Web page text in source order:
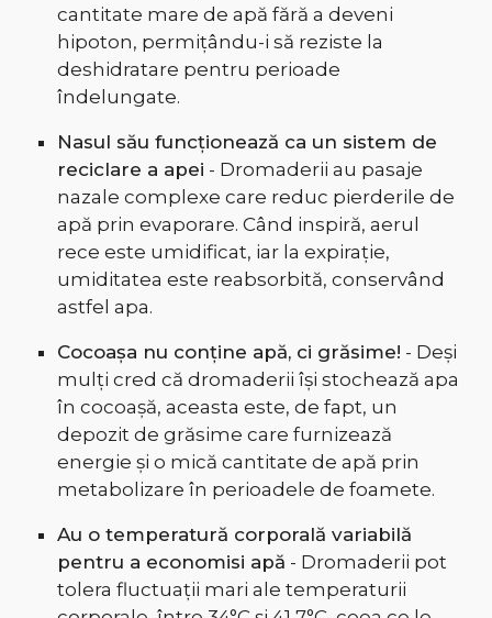
cantitate mare de apă fără a deveni
hipoton, permițându-i să reziste la
deshidratare pentru perioade
îndelungate.
Nasul său funcționează ca un sistem de
reciclare a apei - Dromaderii au pasaje
nazale complexe care reduc pierderile de
apă prin evaporare. Când inspiră, aerul
rece este umidificat, iar la expirație,
umiditatea este reabsorbită, conservând
astfel apa.
Cocoașa nu conține apă, ci grăsime! - Deși
mulți cred că dromaderii își stochează apa
în cocoașă, aceasta este, de fapt, un
depozit de grăsime care furnizează
energie și o mică cantitate de apă prin
metabolizare în perioadele de foamete.
Au o temperatură corporală variabilă
pentru a economisi apă - Dromaderii pot
tolera fluctuații mari ale temperaturii